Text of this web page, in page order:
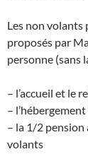
Les non volants
proposés par
personne (sans
– l’accueil et le
–
– la 1/2 pension
volants